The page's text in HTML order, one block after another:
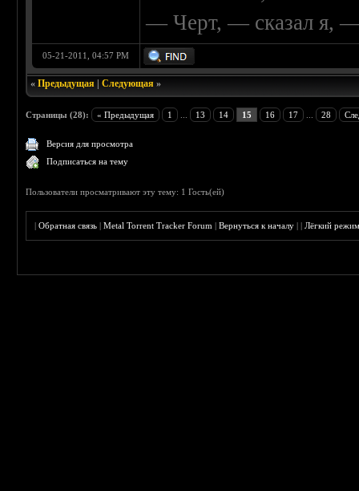
— Черт, — сказал я, —
05-21-2011, 04:57 PM
«Предыдущая |Следующая »
Страницы (28): « Предыдущая 1 13 14 15 16 17 28
Версия для просмотра
Подписаться на тему
Пользователи просматривают эту тему: 1 Гость(ей)
|Обратная связь |Metal Torrent Tracker Forum |Вернуться к началу ||Лёгкий